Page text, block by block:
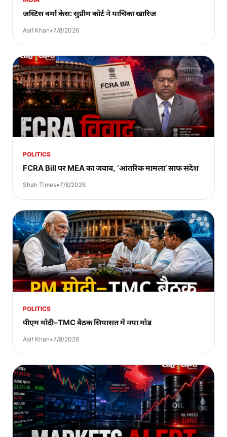
जस्टिस वर्मा केस: सुप्रीम कोर्ट ने याचिका खारिज
Asif Khan•7/8/2026
POLITICS
FCRA Bill पर MEA का जवाब, ‘आंतरिक मामला’ साफ संदेश
Shah Times•7/8/2026
POLITICS
पीएम मोदी–TMC बैठक सियासत में नया मोड़
Asif Khan•7/8/2026